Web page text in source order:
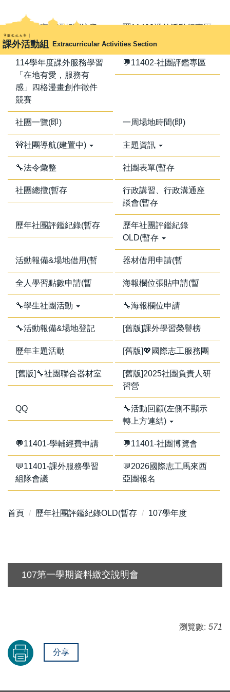
到
主
要
內
課外活動組 Extracurricular Activities Section
📢器材室搬遷相關注意
事項📢
🈺11402課外活動行事曆
114學年度課外服務學習
「在地有愛，服務有
感」四格漫畫創作徵件
競賽
💬11402-社團評鑑專區
社團一覽(即) 一周場地時間(即)
🚧社團導航(建置中) 主題資訊
🔧法令彙整 社團表單(暫存
社團總攬(暫存
行政講習、行政溝通座
談會(暫存
歷年社團評鑑紀錄(暫存
歷年社團評鑑紀錄
OLD(暫存
活動報備&場地借用(暫 器材借用申請(暫
全人學習點數申請(暫 海報欄位張貼申請(暫
🔧學生社團活動 🔧海報欄位申請
🔧活動報備&場地登記 [舊版]課外學習榮譽榜
歷年主題活動 [舊版]💖國際志工服務團
[舊版]🔧社團聯合器材室
[舊版]2025社團負責人研
習營
QQ
🔧活動回顧(左側不顯示
轉上方連結)
💬11401-學輔經費申請 💬11401-社團博覽會
💬11401-課外服務學習
組隊會議
💬2026國際志工馬來西
亞團報名
首頁 歷年社團評鑑紀錄OLD(暫存 107學年度
107第一學期資料繳交說明會
瀏覽數: 571
分享